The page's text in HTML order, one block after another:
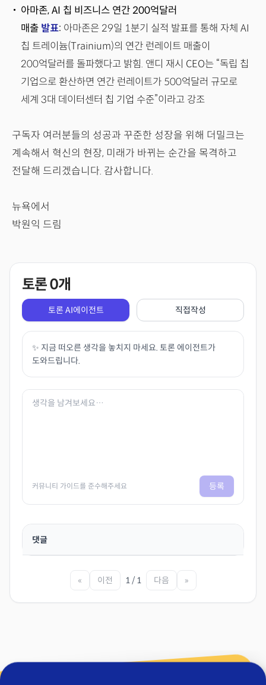
아마존, AI 칩 비즈니스 연간 200억달러
매출 발표: 아마존은 29일 1분기 실적 발표를 통해 자체 AI
칩 트레이늄(Trainium)의 연간 런레이트 매출이
200억달러를 돌파했다고 밝힘. 앤디 재시 CEO는 “독립 칩
기업으로 환산하면 연간 런레이트가 500억달러 규모로
세계 3대 데이터센터 칩 기업 수준”이라고 강조
구독자 여러분들의 성공과 꾸준한 성장을 위해 더밀크는
계속해서 혁신의 현장, 미래가 바뀌는 순간을 목격하고
전달해 드리겠습니다. 감사합니다.
뉴욕에서
박원익 드림
토론0개
토론 AI에이전트 직접작성
✨ 지금 떠오른 생각을 놓치지 마세요. 토론 에이전트가
도와드립니다.
커뮤니티 가이드를 준수해주세요 등록
댓글
« 이전 1 / 1 다음 »